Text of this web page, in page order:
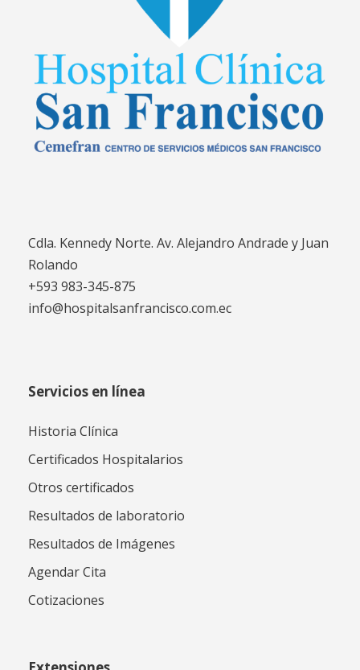
Cdla. Kennedy Norte. Av. Alejandro Andrade y Juan
Rolando
+593 983-345-875
info@hospitalsanfrancisco.com.ec
Servicios en línea
Historia Clínica
Certificados Hospitalarios
Otros certificados
Resultados de laboratorio
Resultados de Imágenes
Agendar Cita
Cotizaciones